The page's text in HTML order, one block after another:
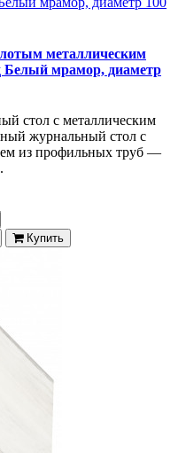
металлическим
Белый мрамор, диаметр
стол с металлическим
журнальный стол с
из профильных труб —
Купить